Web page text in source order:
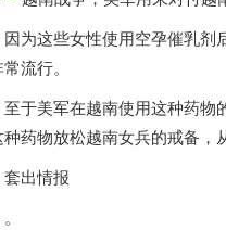
因为这些女性使用空孕催乳剂
流行。
至于美军在越南使用这种药物
种药物放松越南女兵的戒备，
套出情报
。